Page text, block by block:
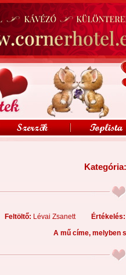
Kategória:
Feltöltő: Lévai Zsanett Értékelés:
A mű címe, melyben